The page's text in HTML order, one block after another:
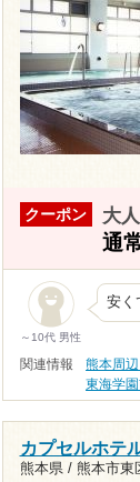
クーポン 大
通
～10代 男性
安く
関連情報 熊本周
東海学
カプセルホテ
熊本県 / 熊本市東